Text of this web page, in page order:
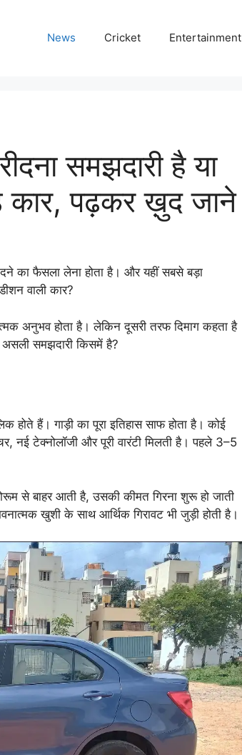
News Cricket Entertainment
समझदारी है या
कार, पढ़कर ख़ुद जाने
का फैसला लेना होता है। और यहीं सबसे बड़ा
वाली कार?
अनुभव होता है। लेकिन दूसरी तरफ दिमाग कहता है
समझदारी किसमें है?
हैं। गाड़ी का पूरा इतिहास साफ होता है। कोई
नई टेक्नोलॉजी और पूरी वारंटी मिलती है। पहले 3–5
से बाहर आती है, उसकी कीमत गिरना शुरू हो जाती
खुशी के साथ आर्थिक गिरावट भी जुड़ी होती है।